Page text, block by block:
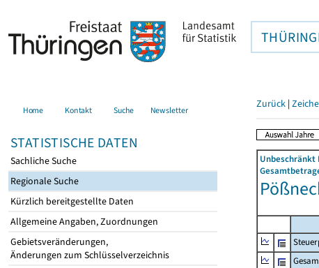
Home Kontakt Suche Newsletter
STATISTISCHE DATEN
Sachliche Suche
Regionale Suche
Kürzlich bereitgestellte Daten
Allgemeine Angaben, Zuordnungen
Gebietsveränderungen,
Änderungen zum Schlüsselverzeichnis
Zurück |
Unbeschränkt